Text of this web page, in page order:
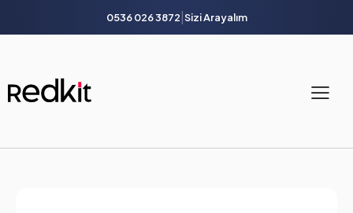
0536 026 3872 Sizi Arayalım